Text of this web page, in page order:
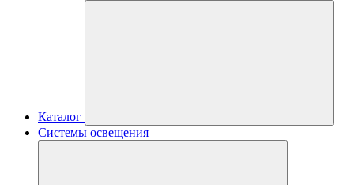
Каталог
Системы освещения